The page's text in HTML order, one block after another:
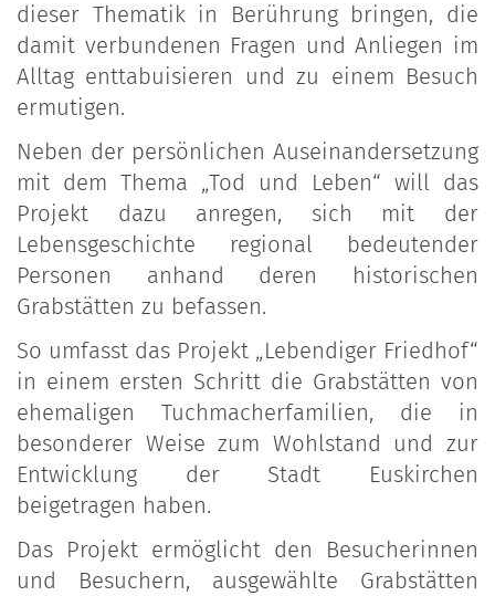
dieser Thematik in Berührung bringen, die
damit verbundenen Fragen und Anliegen im
Alltag enttabuisieren und zu einem Besuch
ermutigen.
Neben der persönlichen Auseinandersetzung
mit dem Thema „Tod und Leben“ will das
Projekt dazu anregen, sich mit der
Lebensgeschichte regional bedeutender
Personen anhand deren historischen
Grabstätten zu befassen.
So umfasst das Projekt „Lebendiger Friedhof“
in einem ersten Schritt die Grabstätten von
ehemaligen Tuchmacherfamilien, die in
besonderer Weise zum Wohlstand und zur
Entwicklung der Stadt Euskirchen
beigetragen haben.
Das Projekt ermöglicht den Besucherinnen
und Besuchern, ausgewählte Grabstätten